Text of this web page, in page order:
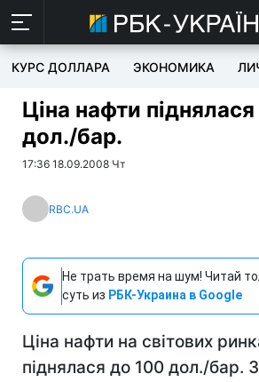
КУРС ДОЛЛАРА ЭКОНОМИКА
Ціна нафти
дол./бар.
17:36 18.09.2008 Чт
RBC.UA
Не трать время на шум! Читай
суть из РБК-Украина в Google
Ціна нафти на світових
піднялася до 100 дол./бар.